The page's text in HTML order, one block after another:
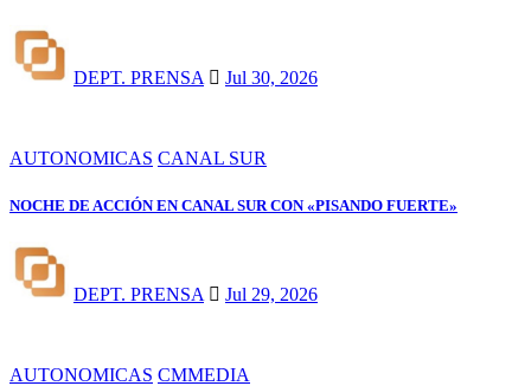
DEPT. PRENSA Jul 30, 2026
AUTONOMICAS CANAL SUR
NOCHE DE ACCIÓN EN CANAL SUR CON «PISANDO FUERTE»
DEPT. PRENSA Jul 29, 2026
AUTONOMICAS CMMEDIA